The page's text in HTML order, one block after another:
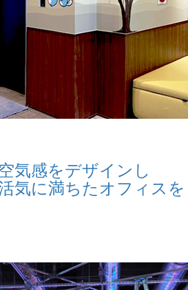
気感をデザインし
気に満ちたオフィスを